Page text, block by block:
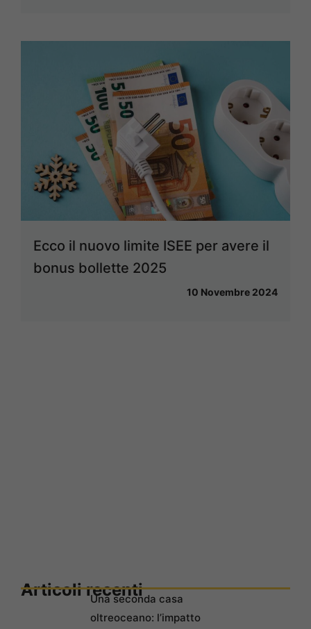
Ecco il nuovo limite ISEE per avere il
bonus bollette 2025
10 Novembre 2024
Articoli recenti
Una seconda casa
oltreoceano: l’impatto